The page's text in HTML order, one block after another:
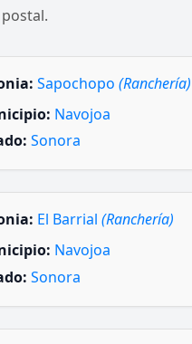
Sapochopo (Ranchería)
Navojoa
Sonora
El Barrial (Ranchería)
Navojoa
Sonora